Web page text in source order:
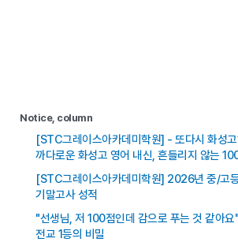
Notice, column
[STC그레이스아카데미학원] - 또다시 화성
까다로운 화성고 영어 내신, 흔들리지 않는
[STC그레이스아카데미학원] 2026년 중/고
기말고사 성적
"선생님, 저 100점인데 감으로 푸는 것 같아
전교 1등의 비밀